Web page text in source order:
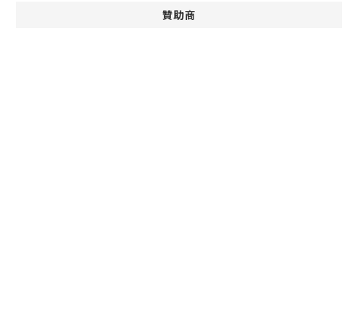
贊助商